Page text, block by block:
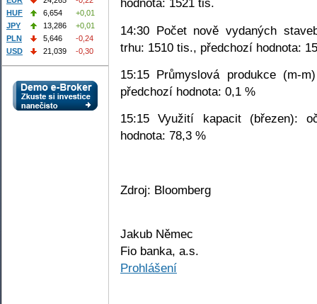
hodnota: 1521 tis.
14:30 Počet nově vydaných
trhu: 1510 tis., předchozí hodnota:
15:15 Průmyslová produkce (m-
předchozí hodnota: 0,1 %
15:15 Využití kapacit (březen):
hodnota: 78,3 %
Zdroj: Bloomberg
Jakub Němec
Fio banka, a.s.
Prohlášení
HUF
6,654
+0,01
JPY
13,286
+0,01
PLN
5,646
-0,24
USD
21,039 -0,30